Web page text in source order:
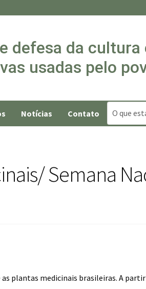
defesa da cultura
usadas pelo
Notícias Contato
Semana
plantas medicinais brasileiras. A